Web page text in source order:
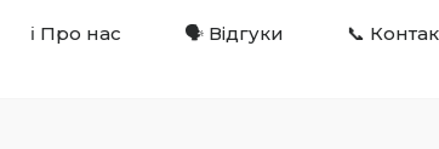
ℹ️ Про нас 🗣️ Відгуки 📞